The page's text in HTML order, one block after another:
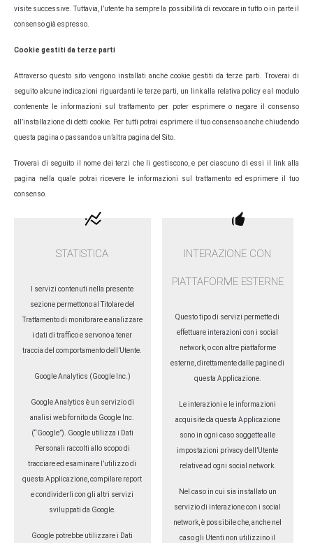
visite successive. Tuttavia, l’utente ha sempre la possibilità di revocare in tutto o in parte il
consenso già espresso.
Cookie gestiti da terze parti
Attraverso questo sito vengono installati anche cookie gestiti da terze parti. Troverai di
seguito alcune indicazioni riguardanti le terze parti, un link alla relativa policy e al modulo
contenente le informazioni sul trattamento per poter esprimere o negare il consenso
all’installazione di detti cookie. Per tutti potrai esprimere il tuo consenso anche chiudendo
questa pagina o passando a un’altra pagina del Sito.
Troverai di seguito il nome dei terzi che li gestiscono, e per ciascuno di essi il link alla
pagina nella quale potrai ricevere le informazioni sul trattamento ed esprimere il tuo
consenso.
STATISTICA
I servizi contenuti nella presente
sezione permettono al Titolare del
Trattamento di monitorare e analizzare
i dati di traffico e servono a tener
traccia del comportamento dell’Utente.
Google Analytics (Google Inc.)
Google Analytics è un servizio di
analisi web fornito da Google Inc.
(“Google”). Google utilizza i Dati
Personali raccolti allo scopo di
tracciare ed esaminare l’utilizzo di
questa Applicazione, compilare report
e condividerli con gli altri servizi
sviluppati da Google.
Google potrebbe utilizzare i Dati
INTERAZIONE CON
PIATTAFORME ESTERNE
Questo tipo di servizi permette di
effettuare interazioni con i social
network, o con altre piattaforme
esterne, direttamente dalle pagine di
questa Applicazione.
Le interazioni e le informazioni
acquisite da questa Applicazione
sono in ogni caso soggette alle
impostazioni privacy dell’Utente
relative ad ogni social network.
Nel caso in cui sia installato un
servizio di interazione con i social
network, è possibile che, anche nel
caso gli Utenti non utilizzino il